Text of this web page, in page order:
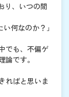
り、いつの間
何なのか？」
でも、不偏ゲ
です。
ればと思いま